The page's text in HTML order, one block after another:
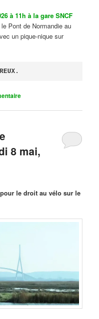
à 11h à la gare SNCF
Pont de Normandie au
un pique-nique sur
8 mai,
le droit au vélo sur le